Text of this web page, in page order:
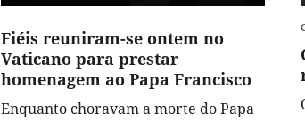
Fiéis reuniram-se ontem no
Vaticano para prestar
homenagem ao Papa Francisco
Enquanto choravam a morte do Papa